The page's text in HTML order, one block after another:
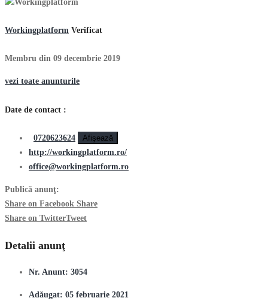
Workingplatform Verificat
Membru din 09 decembrie 2019
vezi toate anunturile
Date de contact :
0720623624
Afişează
http://workingplatform.ro/
office@workingplatform.ro
Publică anunţ:
Share on Facebook Share
Share on TwitterTweet
Detalii anunţ
Nr. Anunt: 3054
Adăugat: 05 februarie 2021